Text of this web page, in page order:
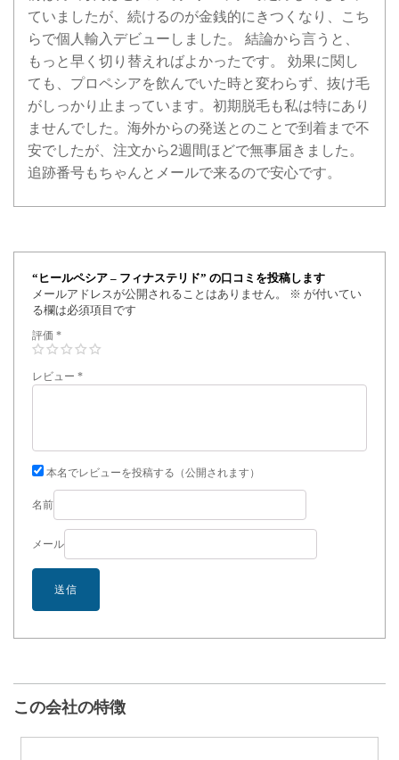
ていましたが、続けるのが金銭的にきつくなり、こち
らで個人輸入デビューしました。 結論から言うと、
もっと早く切り替えればよかったです。 効果に関し
ても、プロペシアを飲んでいた時と変わらず、抜け毛
がしっかり止まっています。初期脱毛も私は特にあり
ませんでした。海外からの発送とのことで到着まで不
安でしたが、注文から2週間ほどで無事届きました。
追跡番号もちゃんとメールで来るので安心です。
“ヒールペシア – フィナステリド” の口コミを投稿します
メールアドレスが公開されることはありません。
※ が付いてい
る欄は必須項目です
評価 *
レビュー *
本名でレビューを投稿する（公開されます）
名前
メール
この会社の特徴